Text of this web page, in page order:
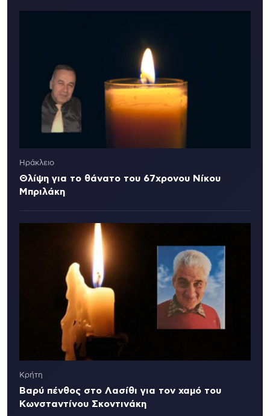
Ηράκλειο
Θλίψη για το θάνατο του 67χρονου Νίκου
Μπριλάκη
Κρήτη
Βαρύ πένθος στο Λασίθι για τον χαμό του
Κωνσταντίνου Σκοντινάκη